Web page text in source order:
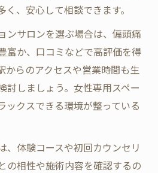
、安心して相談できます。
ンサロンを選ぶ場合は、偏頭痛
富か、口コミなどで高評価を得
からのアクセスや営業時間も生
討しましょう。女性専用スペー
ックスできる環境が整っている
、体験コースや初回カウンセリ
の相性や施術内容を確認するの